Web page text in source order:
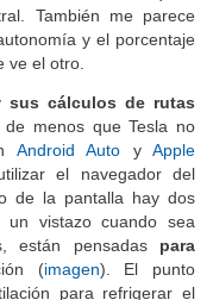
vista hacia la esquina
También me parece
y el porcentaje
sus cálculos de rutas
menos que Tesla no
Android AutoyApple
el navegador del
de la pantalla hay dos
un vistazo cuando sea
están pensadaspara
(imagen ). El punto